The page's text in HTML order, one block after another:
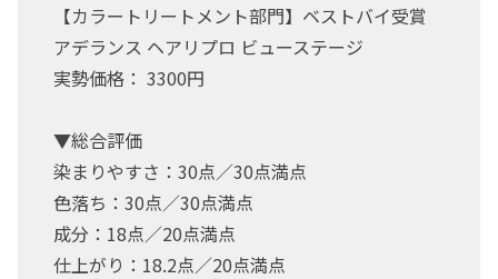
【カラートリートメント部門】ベストバイ受賞
アデランス ヘアリプロ ビューステージ
実勢価格： 3300円
▼総合評価
染まりやすさ：30点／30点満点
色落ち：30点／30点満点
成分：18点／20点満点
仕上がり：18.2点／20点満点